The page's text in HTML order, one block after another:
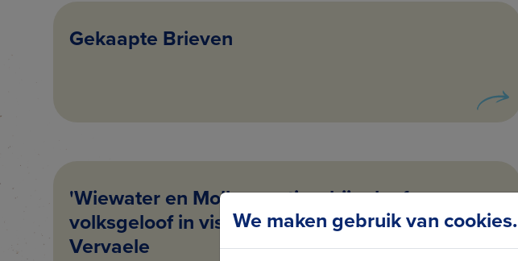
Gekaapte Brieven
'Wiewater en Mollenpootjes: bijgeloof en
volksgeloof in visserij en landbouw' - Katrien
Vervaele
We maken gebruik van cookies.